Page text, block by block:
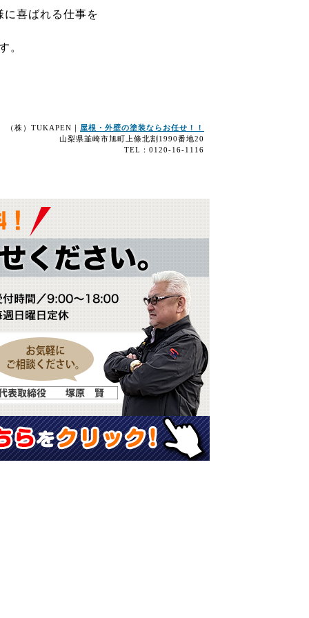
喜ばれる仕事を
。
（株）TUKAPEN｜ 屋根・外壁の塗装ならお任せ！！
山梨県韮崎市旭町上條北割1990番地20
TEL：0120-16-1116